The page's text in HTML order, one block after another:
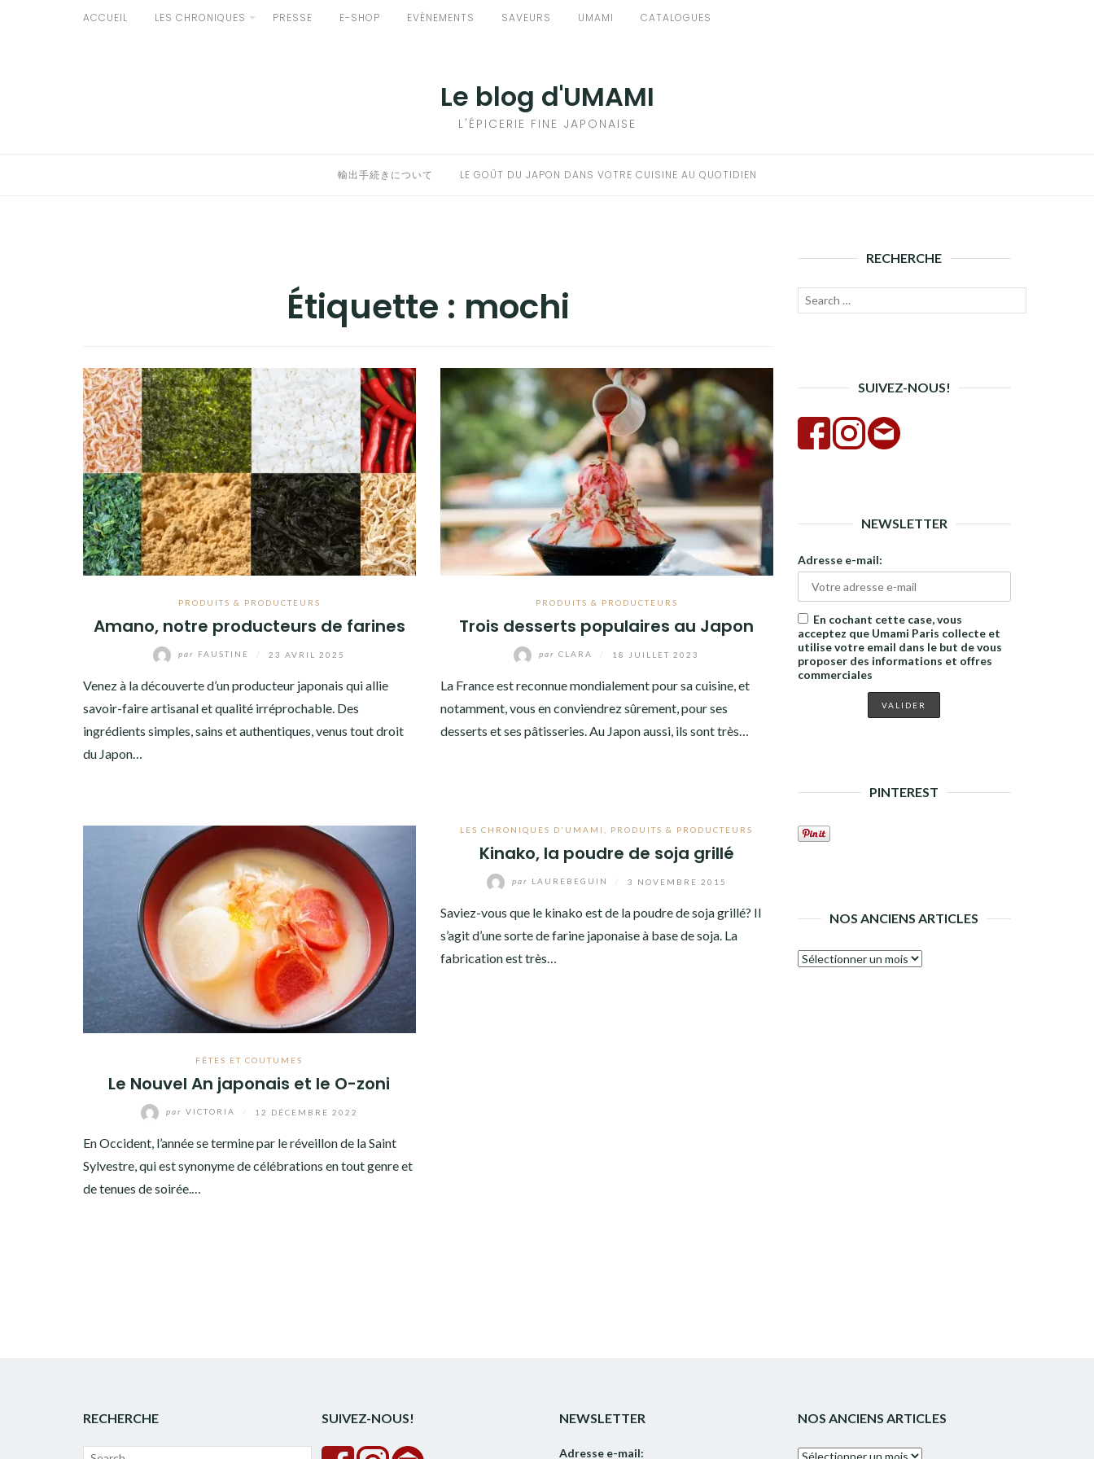
ACCUEIL LES CHRONIQUES PRESSE E-SHOP EVÈNEMENTS SAVEURS UMAMI CATALOGUES
Le blog d'UMAMI
L'ÉPICERIE FINE JAPONAISE
輸出手続きについて LE GOÛT DU JAPON DANS VOTRE CUISINE AU QUOTIDIEN
Étiquette : mochi
PRODUITS & PRODUCTEURS
Amano, notre producteurs de farines
par FAUSTINE 23 AVRIL 2025
Venez à la découverte d’un producteur japonais qui allie
savoir-faire artisanal et qualité irréprochable. Des
ingrédients simples, sains et authentiques, venus tout droit
du Japon…
PRODUITS & PRODUCTEURS
Trois desserts populaires au Japon
par CLARA 18 JUILLET 2023
La France est reconnue mondialement pour sa cuisine, et
notamment, vous en conviendrez sûrement, pour ses
desserts et ses pâtisseries. Au Japon aussi, ils sont très…
FÊTES ET COUTUMES
Le Nouvel An japonais et le O-zoni
par VICTORIA 12 DÉCEMBRE 2022
En Occident, l’année se termine par le réveillon de la Saint
Sylvestre, qui est synonyme de célébrations en tout genre et
de tenues de soirée.…
LES CHRONIQUES D'UMAMI PRODUITS & PRODUCTEURS
Kinako, la poudre de soja grillé
par LAUREBEGUIN 3 NOVEMBRE 2015
Saviez-vous que le kinako est de la poudre de soja grillé? Il
s’agit d’une sorte de farine japonaise à base de soja. La
fabrication est très…
RECHERCHE
Recherche
SUIVEZ-NOUS!
NEWSLETTER
Adresse e-mail:
En cochant cette case, vous
acceptez que Umami Paris collecte et
utilise votre email dans le but de vous
proposer des informations et offres
commerciales
PINTEREST
NOS ANCIENS ARTICLES
Nos
RECHERCHE
Recherche
SUIVEZ-NOUS! NEWSLETTER
Adresse e-mail:
NOS ANCIENS ARTICLES
Nos